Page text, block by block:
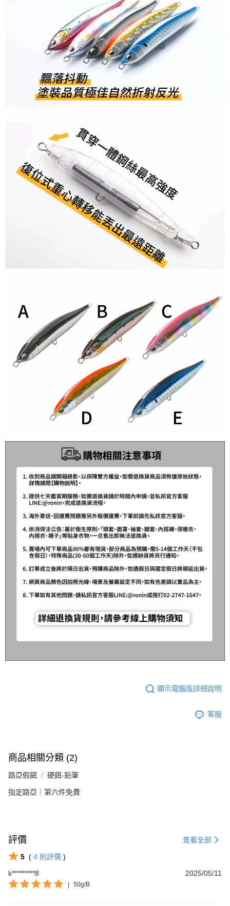
４．使用「AFTEE先享後付」時，將依據個別帳號之用戶狀況，依本公司即
時審查核予不同之上限額度；若仍有額度不足之情形，本公司將視審查結果
請求用戶進行身份認證。
５．嚴禁一人註冊多個帳號或使用他人資訊註冊。若發現惡意使用之情形，
恩沛科技股份有限公司將有權停止該用戶之使用額度並採取法律行動。
貨到付款（門市自取請勿下單，請聯繫客服）
每筆NT$200，滿NT$3,000(含以上)免運費
國家/地區配送(**下單前請私訊客服確認實際運費(運費另
計)，訂單才得以成立**)
顯示電腦版詳細說明
客服
商品相關分類 (2)
路亞假餌 硬餌-鉛筆
指定路亞｜第六件免費
評價 查看全部
5 ( 4 則評價 )
k*********8
2025/05/11
| 50g/B